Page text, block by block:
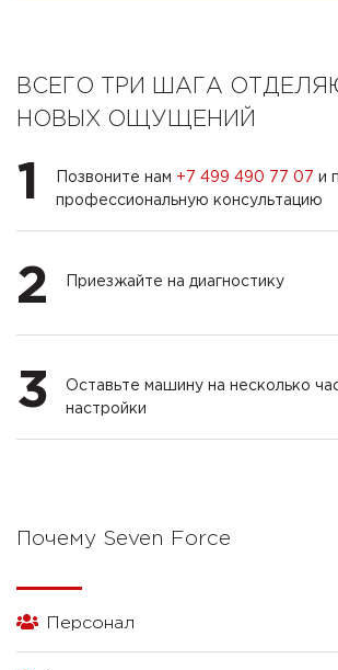
ВСЕГО ТРИ ШАГА
НОВЫХ ОЩУЩЕНИЙ
1 Позвоните нам +7 499 490 77 07 и
профессиональную консультацию
2 Приезжайте на диагностику
3
Оставьте машину на несколько
настройки
Почему Seven Force
Персонал